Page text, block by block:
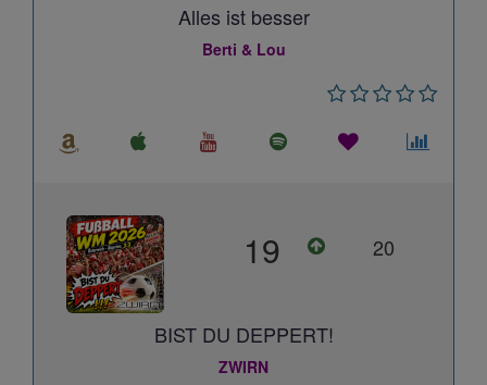
Alles ist besser
Berti & Lou
19 20
BIST DU DEPPERT!
ZWIRN